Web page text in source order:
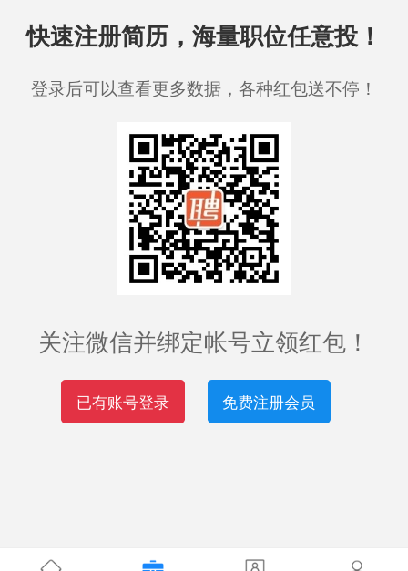
快速注册简历，海量职位任意投！
登录后可以查看更多数据，各种红包送不停！
关注微信并绑定帐号立领红包！
已有账号登录 免费注册会员